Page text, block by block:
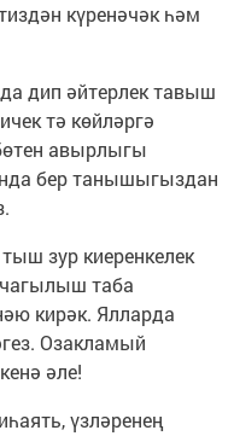
күренәчәк һәм
дип әйтерлек тавыш
тә көйләргә
авырлыгы
бер танышыгыздан
зур киеренкелек
таба
кирәк. Ялларда
Озакламый
әле!
үзләренең